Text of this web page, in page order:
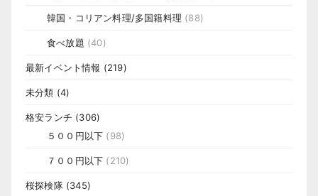
韓国・コリアン料理/多国籍料理 (88)
食べ放題 (40)
最新イベント情報 (219)
未分類 (4)
格安ランチ (306)
５００円以下 (98)
７００円以下 (210)
桜探検隊(345)